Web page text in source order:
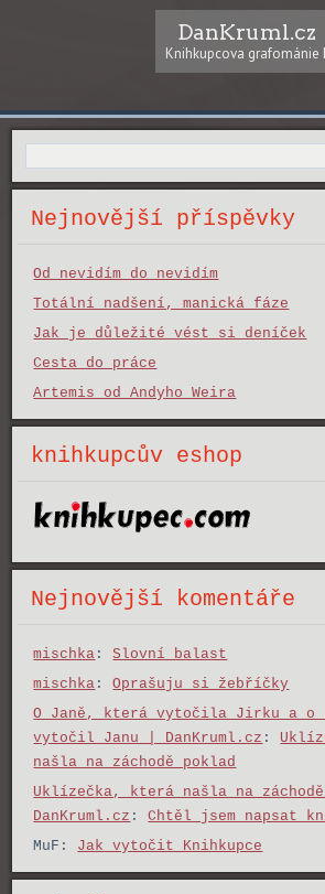
DanKruml.cz
Knihkupcova grafománie
Nejnovější příspěvky
Od nevidím do nevidím
Totální nadšení, manická fáze
Jak je důležité vést si deníček
Cesta do práce
Artemis od Andyho Weira
knihkupcův eshop
Nejnovější komentáře
mischka :Slovní balast
mischka :Oprašuju si žebříčky
O Janě, která vytočila Jirku a
vytočil Janu | DanKruml.cz :
našla na záchodě poklad
Uklízečka, která našla na
DanKruml.cz :Chtěl jsem napsat
MuF : Jak vytočit Knihkupce